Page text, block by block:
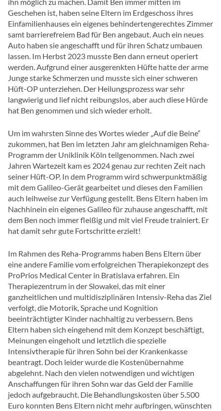
Geschehen ist, haben seine Eltern im Erdgeschoss ihres
Einfamilienhauses ein eigenes behindertengerechtes Zimmer
samt barrierefreiem Bad für Ben angebaut. Auch ein neues
Auto haben sie angeschafft und für ihren Schatz umbauen
lassen. Im Herbst 2023 musste Ben dann erneut operiert
werden. Aufgrund einer ausgerenkten Hüfte hatte der arme
Junge starke Schmerzen und musste sich einer schweren
Hüft-OP unterziehen. Der Heilungsprozess war sehr
langwierig und lief nicht reibungslos, aber auch diese Hürde
hat Ben genommen und sich wieder erholt.
Um im wahrsten Sinne des Wortes wieder „Auf die Beine“
zukommen, hat Ben im letzten Jahr am gleichnamigen Reha-
Programm der Uniklinik Köln teilgenommen. Nach zwei
Jahren Wartezeit kam es 2024 genau zur rechten Zeit nach
seiner Hüft-OP. In dem Programm wird schwerpunktmäßig
mit dem Galileo-Gerät gearbeitet und dieses den Familien
auch leihweise zur Verfügung gestellt. Bens Eltern haben im
Nachhinein ein eigenes Galileo für zuhause angeschafft, mit
dem Ben noch immer fleißig und mit viel Freude trainiert. Er
hat damit sehr gute Fortschritte erzielt!
Im Rahmen des Reha-Programms haben Bens Eltern über
eine andere Familie vom erfolgreichen Therapiekonzept des
ProPrios Medical Center in Bratislava erfahren. Ein
Therapiezentrum in der Slowakei, das mit einer
ganzheitlichen und multidisziplinären Intensiv-Reha das Ziel
verfolgt, die Motorik, Sprache und Kognition
beeinträchtigter Kinder nachhaltig zu verbessern. Bens
Eltern haben sich eingehend mit dem Konzept beschäftigt,
Meinungen eingeholt und letztlich die spezielle
Intensivtherapie für ihren Sohn bei der Krankenkasse
beantragt. Doch leider wurde die Kostenübernahme
abgelehnt. Nach den vielen notwendigen und wichtigen
Anschaffungen für ihren Sohn war das Geld der Familie
jedoch aufgebraucht. Die Behandlungskosten über 5.500
Euro konnten Bens Eltern nicht mehr aufbringen, wünschten